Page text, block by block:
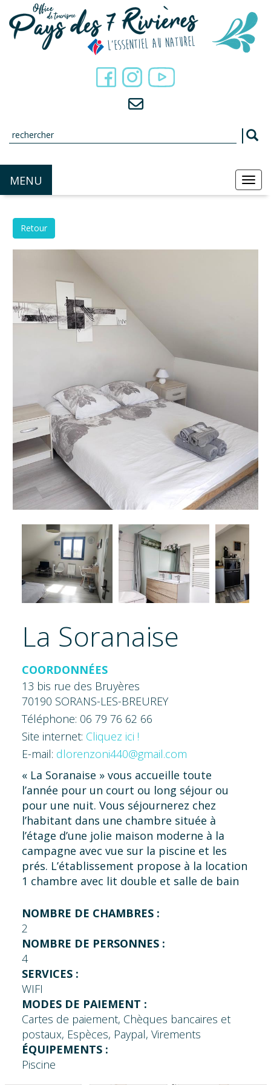
MENU
Retour
La Soranaise
COORDONNÉES
13 bis rue des Bruyères
70190 SORANS-LES-BREUREY
Téléphone: 06 79 76 62 66
Site internet: Cliquez ici !
E-mail: dlorenzoni440@gmail.com
« La Soranaise » vous accueille toute
l’année pour un court ou long séjour ou
pour une nuit. Vous séjournerez chez
l’habitant dans une chambre située à
l’étage d’une jolie maison moderne à la
campagne avec vue sur la piscine et les
prés. L’établissement propose à la location
1 chambre avec lit double et salle de bain
de bain à proximité. Un espace commun
est à votre disposition pour vous
réchauffer un plat au micro-ondes,
frigo/congélateur, cafetière, bouilloire,
grille-pain. Vous pourrez également
profiter du jardin et de sa piscine
commune. Possibilité de prendre en
supplément le "petit-déjeuner" pour
8.50€/personne.
NOMBRE DE CHAMBRES :
2
NOMBRE DE PERSONNES :
4
SERVICES :
WIFI
MODES DE PAIEMENT :
Cartes de paiement, Chèques bancaires et
postaux, Espèces, Paypal, Virements
ÉQUIPEMENTS :
Piscine
Panneau de gestion des cookies